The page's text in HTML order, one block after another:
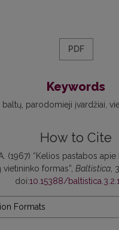
PDF
Keywords
baltų parodomieji įvardžiai
How to Cite
(1967) “Kelios pastabos
vietininko formas”, Baltistica,
doi:10.15388/
Formats